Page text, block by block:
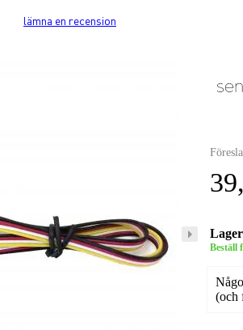
lämna en recension
Beställ
(och